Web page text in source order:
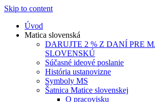
Skip to content
Úvod
Matica slovenská
DARUJTE 2 % Z DANÍ PRE
SLOVENSKÚ
Súčasné ideové poslanie
História ustanovizne
Symboly MS
Šatnica Matice slovenskej
O pracovisku